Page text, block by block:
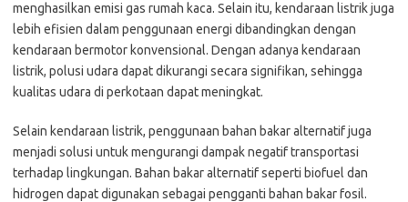
menghasilkan emisi gas rumah kaca. Selain itu, kendaraan listrik juga
lebih efisien dalam penggunaan energi dibandingkan dengan
kendaraan bermotor konvensional. Dengan adanya kendaraan
listrik, polusi udara dapat dikurangi secara signifikan, sehingga
kualitas udara di perkotaan dapat meningkat.
Selain kendaraan listrik, penggunaan bahan bakar alternatif juga
menjadi solusi untuk mengurangi dampak negatif transportasi
terhadap lingkungan. Bahan bakar alternatif seperti biofuel dan
hidrogen dapat digunakan sebagai pengganti bahan bakar fosil.